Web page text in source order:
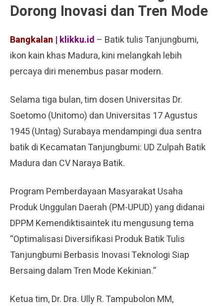
Dorong Inovasi dan Tren Mode
Bangkalan | klikku.id – Batik tulis Tanjungbumi,
ikon kain khas Madura, kini melangkah lebih
percaya diri menembus pasar modern.
Selama tiga bulan, tim dosen Universitas Dr.
Soetomo (Unitomo) dan Universitas 17 Agustus
1945 (Untag) Surabaya mendampingi dua sentra
batik di Kecamatan Tanjungbumi: UD Zulpah Batik
Madura dan CV Naraya Batik.
Program Pemberdayaan Masyarakat Usaha
Produk Unggulan Daerah (PM-UPUD) yang didanai
DPPM Kemendiktisaintek itu mengusung tema
“Optimalisasi Diversifikasi Produk Batik Tulis
Tanjungbumi Berbasis Inovasi Teknologi Siap
Bersaing dalam Tren Mode Kekinian.”
Ketua tim, Dr. Dra. Ully R. Tampubolon MM,